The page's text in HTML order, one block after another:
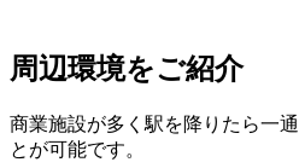
周辺環境をご紹介
商業施設が多く駅を降りたら一
とが可能です。